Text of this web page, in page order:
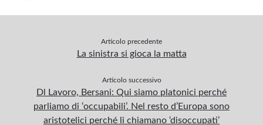
Articolo precedente
La sinistra si gioca la matta
Articolo successivo
Dl Lavoro, Bersani: Qui siamo platonici perché
parliamo di ‘occupabili’. Nel resto d’Europa sono
aristotelici perché li chiamano ‘disoccupati’